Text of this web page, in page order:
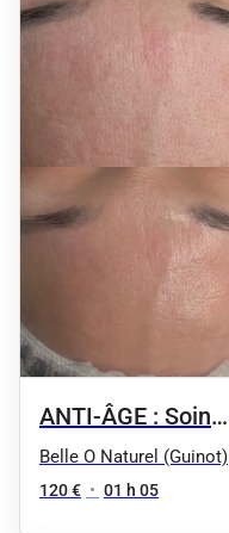
Hydradermie
jeunesse
ANTI-ÂGE : Soin
repulpant
hydratant : HYDRA
Belle O Naturel (Guinot)
120 € • 01 h 05